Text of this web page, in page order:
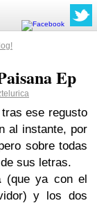
Ep
ese regusto
al instante, por
sobre todas
sus letras.
(que ya con el
y los dos